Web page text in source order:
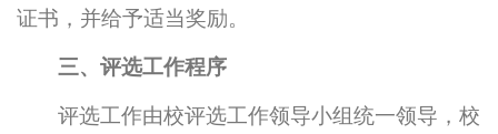
证书，并给予适当奖励。
三、评选工作程序
评选工作由校评选工作领导小组统一领导，校